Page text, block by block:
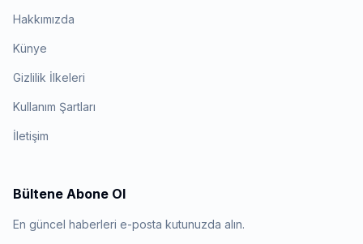
Hakkımızda
Künye
Gizlilik İlkeleri
Kullanım Şartları
İletişim
Bültene Abone Ol
En güncel haberleri e-posta kutunuzda alın.